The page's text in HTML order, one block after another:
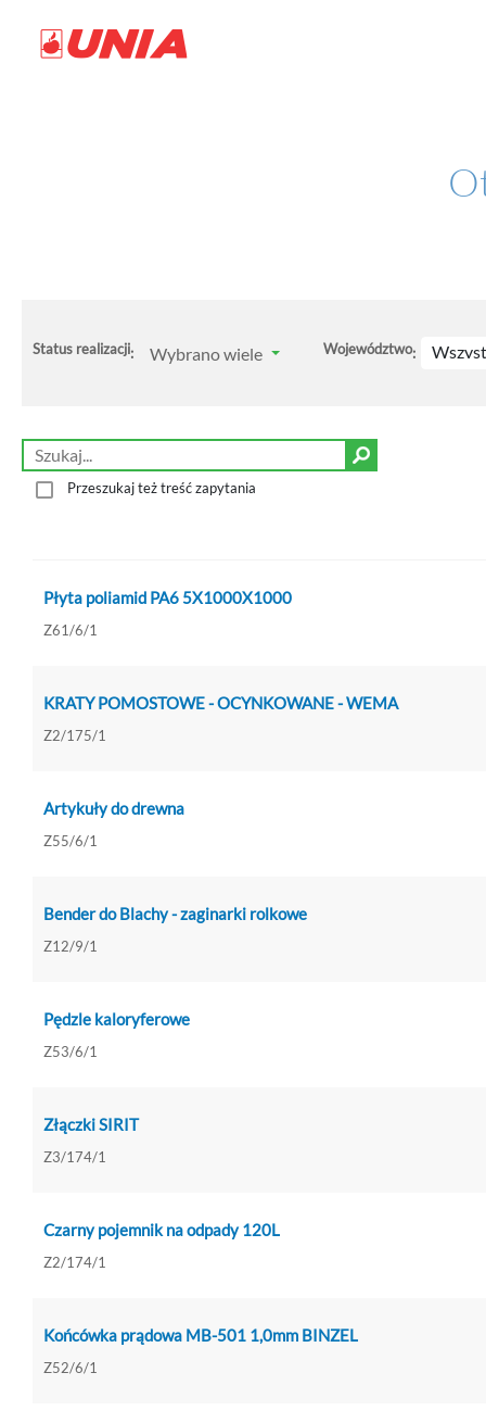
Status realizacji: Wybrano wiele Województwo:
Przeszukaj też treść zapytania
Płyta poliamid PA6 5X1000X1000
Z61/6/1
KRATY POMOSTOWE - OCYNKOWANE - WEMA
Z2/175/1
Artykuły do drewna
Z55/6/1
Bender do Blachy - zaginarki rolkowe
Z12/9/1
Pędzle kaloryferowe
Z53/6/1
Złączki SIRIT
Z3/174/1
Czarny pojemnik na odpady 120L
Z2/174/1
Końcówka prądowa MB-501 1,0mm BINZEL
Z52/6/1